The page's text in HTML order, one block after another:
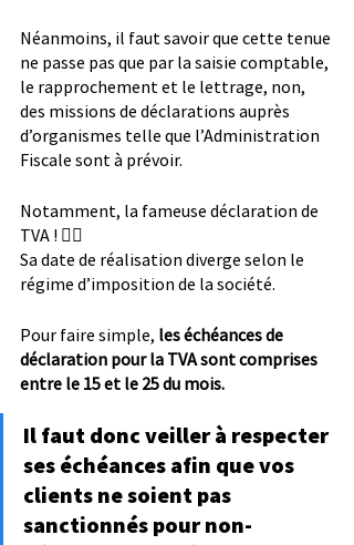
Néanmoins, il faut savoir que cette tenue
ne passe pas que par la saisie comptable,
le rapprochement et le lettrage, non,
des missions de déclarations auprès
d’organismes telle que l’Administration
Fiscale sont à prévoir.
Notamment, la fameuse déclaration de
TVA ! 😮‍💨
Sa date de réalisation diverge selon le
régime d’imposition de la société.
Pour faire simple, les échéances de
déclaration pour la TVA sont comprises
entre le 15 et le 25 du mois.
Il faut donc veiller à respecter
ses échéances afin que vos
clients ne soient pas
sanctionnés pour non-